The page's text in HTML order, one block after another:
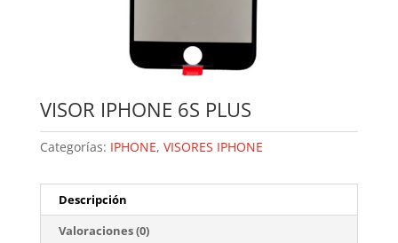
VISOR IPHONE 6S PLUS
Categorías: IPHONE, VISORES IPHONE
Descripción
Valoraciones (0)